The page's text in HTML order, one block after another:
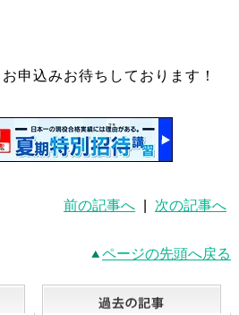
申込みお待ちしております！
前の記事へ 次の記事へ
ページの先頭へ戻る
最新記事一覧